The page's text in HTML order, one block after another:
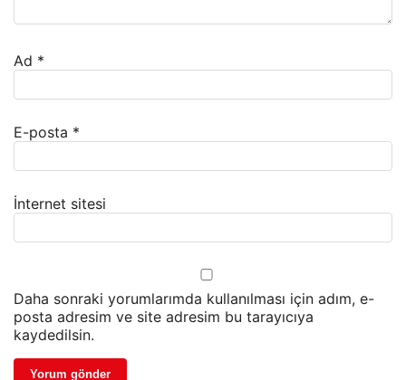
Ad *
E-posta *
İnternet sitesi
Daha sonraki yorumlarımda kullanılması için adım, e-
posta adresim ve site adresim bu tarayıcıya
kaydedilsin.